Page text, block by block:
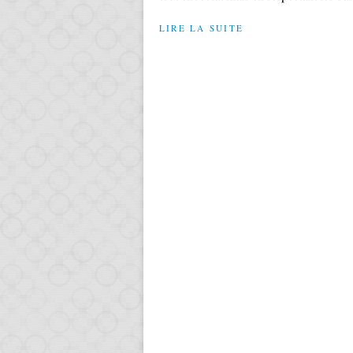
LIRE LA SUITE